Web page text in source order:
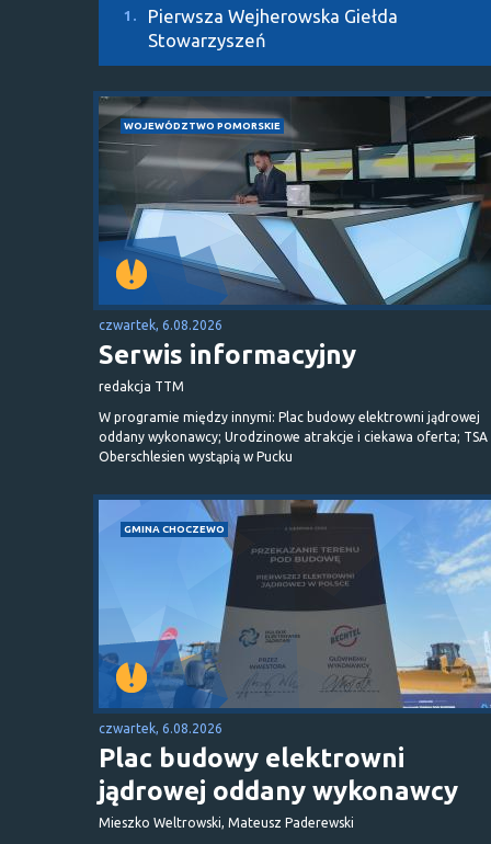
1.
Pierwsza Wejherowska Giełda
Stowarzyszeń
WOJEWÓDZTWO POMORSKIE
czwartek, 6.08.2026
Serwis informacyjny
redakcja TTM
W programie między innymi: Plac budowy elektrowni jądrowej
oddany wykonawcy; Urodzinowe atrakcje i ciekawa oferta; TSA
Oberschlesien wystąpią w Pucku
GMINA CHOCZEWO
czwartek, 6.08.2026
Plac budowy elektrowni
jądrowej oddany wykonawcy
Mieszko Weltrowski, Mateusz Paderewski